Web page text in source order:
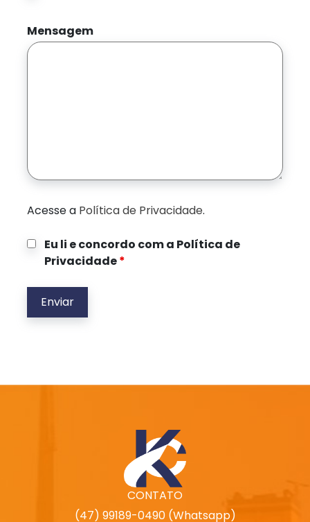
Mensagem
Acesse a Política de Privacidade.
Eu li e concordo com a Política de
Privacidade*
CONTATO
(47) 99189-0490 (Whatsapp)